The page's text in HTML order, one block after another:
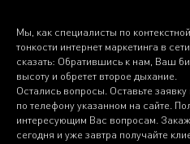
Мы, как специалисты по
тонкости интернет маркетинга в
сказать: Обратившись к нам, Ваш
высоту и обретет второе дыхание.
Остались вопросы. Оставьте
по телефону указанном на сайте.
интересующим Вас вопросам.
сегодня и уже завтра получайте